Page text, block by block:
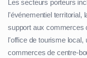
Les secteurs porteurs
l'événementiel territorial,
support aux commerces
l'office de tourisme
commerces de centre-